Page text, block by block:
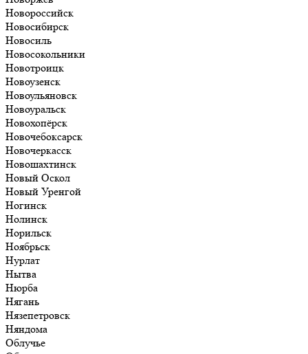
Новороссийск
Новосибирск
Новосиль
Новосокольники
Новотроицк
Новоузенск
Новоульяновск
Новоуральск
Новохопёрск
Новочебоксарск
Новочеркасск
Новошахтинск
Новый Оскол
Новый Уренгой
Ногинск
Нолинск
Норильск
Ноябрьск
Нурлат
Нытва
Нюрба
Нягань
Нязепетровск
Няндома
Облучье